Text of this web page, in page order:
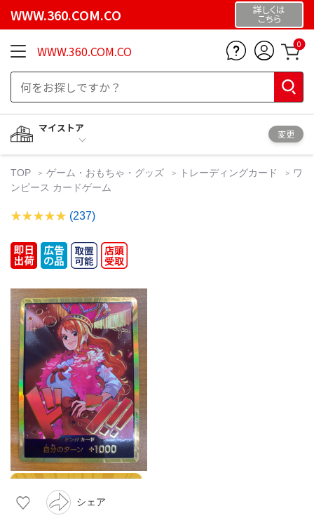
WWW.360.COM.CO 詳しくは
こちら
WWW.360.COM.CO 0
マイストア
変更
TOP ゲーム・おもちゃ・グッズ トレーディングカード
ワ
ンピース カードゲーム
(237)
シェア